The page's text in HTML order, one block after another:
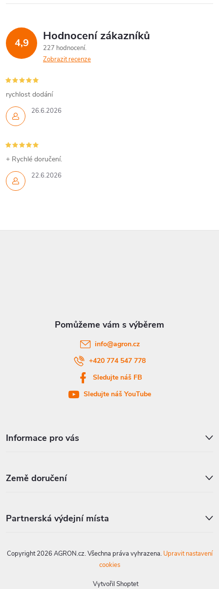
4,9 Hodnocení zákazníků
227 hodnocení
Zobrazit recenze
26.6.2026
rychlost dodání
22.6.2026
+ Rychlé doručení.
Informace pro vás
Země doručení
Partnerská výdejní místa
info@agron.cz
+420 774 547 778
Sledujte náš FB
Sledujte náš YouTube
Vytvořil Shoptet
Copyright 2026 AGRON.cz. Všechna práva vyhrazena. Upravit nastavení
cookies